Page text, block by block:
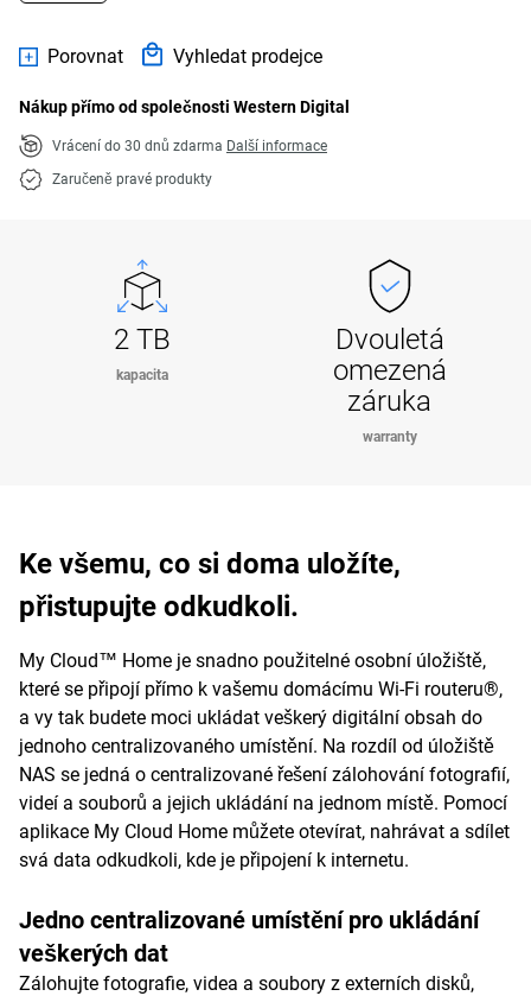
Porovnat Vyhledat prodejce
Nákup přímo od společnosti Western Digital
Vrácení do 30 dnů zdarma Další informace
Zaručeně pravé produkty
2 TB
kapacita
Dvouletá
omezená
záruka
warranty
Ke všemu, co si doma uložíte,
přistupujte odkudkoli.
My Cloud™ Home je snadno použitelné osobní úložiště,
které se připojí přímo k vašemu domácímu Wi-Fi routeru®,
a vy tak budete moci ukládat veškerý digitální obsah do
jednoho centralizovaného umístění. Na rozdíl od úložiště
NAS se jedná o centralizované řešení zálohování fotografií,
videí a souborů a jejich ukládání na jednom místě. Pomocí
aplikace My Cloud Home můžete otevírat, nahrávat a sdílet
svá data odkudkoli, kde je připojení k internetu.
Jedno centralizované umístění pro ukládání
veškerých dat
Zálohujte fotografie, videa a soubory z externích disků,